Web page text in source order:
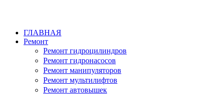
ГЛАВНАЯ
Ремонт
Ремонт гидроцилиндров
Ремонт гидронасосов
Ремонт манипуляторов
Ремонт мультилифтов
Ремонт автовышек